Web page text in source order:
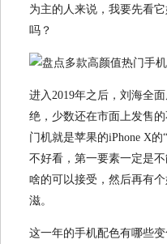
为主的人来说，我要先看
吗？
进入2019年之后，刘海全
绝，少数还在市面上发售
门机就是苹果的iPhone X
不好看，第一要素一定是
啥的可以接受，然后再有
滋。
这一年的手机配色有哪些